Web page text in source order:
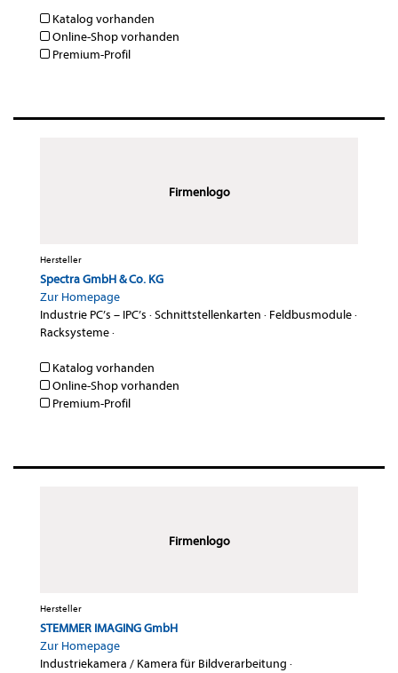
Katalog vorhanden
Online-Shop vorhanden
Premium-Profil
Firmenlogo
Hersteller
Spectra GmbH & Co. KG
Zur Homepage
Industrie PC’s – IPC’s ·Schnittstellenkarten · Feldbusmodule·
Racksysteme·
Katalog vorhanden
Online-Shop vorhanden
Premium-Profil
Firmenlogo
Hersteller
STEMMER IMAGING GmbH
Zur Homepage
Industriekamera / Kamera für Bildverarbeitung ·